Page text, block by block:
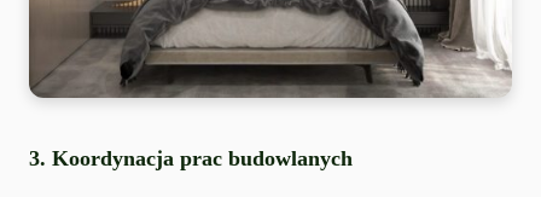
3. Koordynacja prac budowlanych